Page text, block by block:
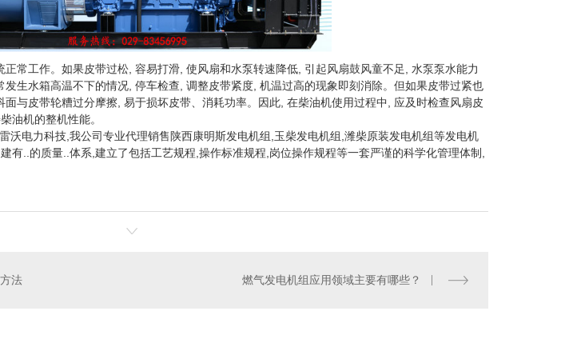
常工作。如果皮带过松, 容易打滑, 使风扇和水泵转速降低, 引起风扇鼓风童不足, 水泵泵水能力
生水箱高温不下的情况, 停车检查, 调整皮带紧度, 机温过高的现象即刻消除。但如果皮带过紧也
与皮带轮糟过分摩擦, 易于损坏皮带、消耗功率。因此, 在柴油机使用过程中, 应及时检查风扇皮
油机的整机性能。
沃电力科技,我公司专业代理销售陕西康明斯发电机组,玉柴发电机组,潍柴原装发电机组等发电机
有..的质量..体系,建立了包括工艺规程,操作标准规程,岗位操作规程等一套严谨的科学化管理体制,
法 燃气发电机组应用领域主要有哪些？